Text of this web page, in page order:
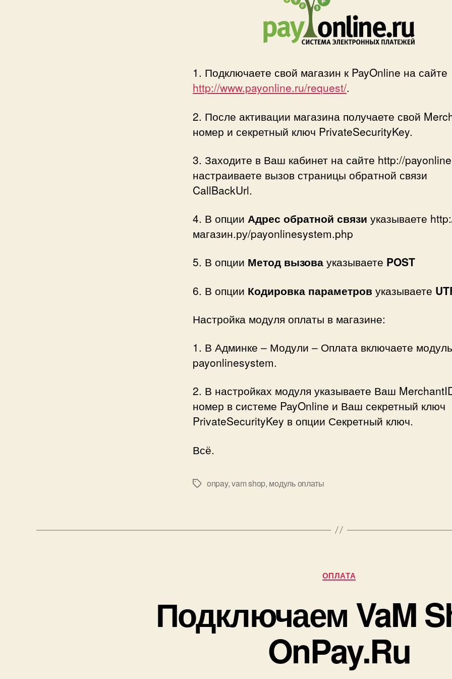
1. Подключаете свой магазин к PayOnline на сайте
http://www.payonline.ru/request/.
2. После активации магазина получаете свой
номер и секретный ключ PrivateSecurityKey.
3. Заходите в Ваш кабинет на сайте http://
настраиваете вызов страницы обратной связи
CallBackUrl.
4. В опции Адрес обратной связи указываете
магазин.ру/payonlinesystem.php
5. В опции Метод вызова указываете POST
6. В опции Кодировка параметров указываете
Настройка модуля оплаты в магазине:
1. В Админке – Модули – Оплата включаете модуль
payonlinesystem.
2. В настройках модуля указываете Ваш
номер в системе PayOnline и Ваш секретный ключ
PrivateSecurityKey в опции Секретный ключ.
Всё.
Меткиonpay,vam shop, модуль оплаты
Рубрики
ОПЛАТА
Подключаем VaM
OnPay.Ru